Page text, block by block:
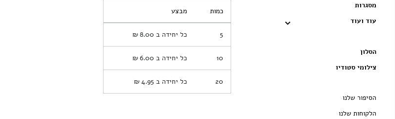
מסגרות
עוד ועוד
הסלון
צילומי סטודיו
הסיפור שלנו
הלקוחות שלנו
כמות מבצע
5 כל יחידה ב 8.00 ₪
10 כל יחידה ב 6.00 ₪
20 כל יחידה ב 4.95 ₪